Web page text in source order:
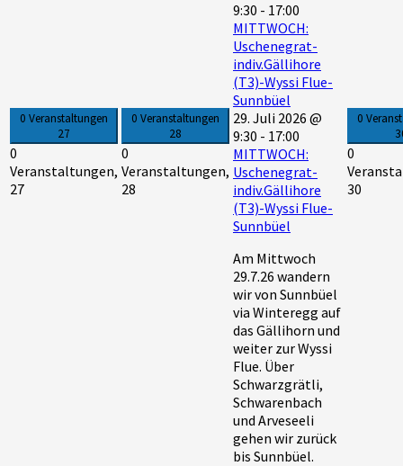
0 Veranstaltungen
27
0
Veranstaltungen,
27
0 Veranstaltungen
28
0
Veranstaltungen,
28
9:30 - 17:00
MITTWOCH:
Uschenegrat-
indiv.Gällihore
(T3)-Wyssi Flue-
Sunnbüel
29. Juli 2026 @
9:30 - 17:00
MITTWOCH:
Uschenegrat-
indiv.Gällihore
(T3)-Wyssi Flue-
Sunnbüel
Am Mittwoch
29.7.26 wandern
wir von Sunnbüel
via Winteregg auf
das Gällihorn und
weiter zur Wyssi
Flue. Über
Schwarzgrätli,
Schwarenbach
und Arveseeli
gehen wir zurück
bis Sunnbüel.
0
0
30